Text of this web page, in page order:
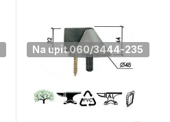
Na upit 060/3444-235